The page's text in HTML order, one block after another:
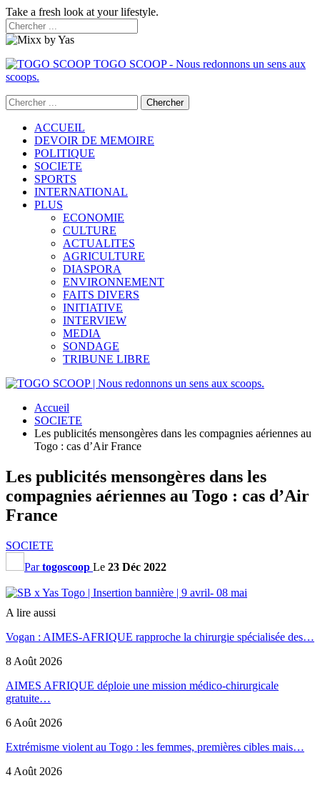
Take a fresh look at your lifestyle.
TOGO SCOOP - Nous redonnons un sens aux
scoops.
ACCUEIL
DEVOIR DE MEMOIRE
POLITIQUE
SOCIETE
SPORTS
INTERNATIONAL
PLUS
ECONOMIE
CULTURE
ACTUALITES
AGRICULTURE
DIASPORA
ENVIRONNEMENT
FAITS DIVERS
INITIATIVE
INTERVIEW
MEDIA
SONDAGE
TRIBUNE LIBRE
Accueil
SOCIETE
Les publicités mensongères dans les compagnies aériennes au
Togo : cas d’Air France
Les publicités mensongères dans les
compagnies aériennes au Togo : cas d’Air
France
SOCIETE
Partogoscoop Le 23 Déc 2022
A lire aussi
Vogan : AIMES-AFRIQUE rapproche la chirurgie spécialisée des…
8 Août 2026
AIMES AFRIQUE déploie une mission médico-chirurgicale
gratuite…
6 Août 2026
Extrémisme violent au Togo : les femmes, premières cibles mais…
4 Août 2026